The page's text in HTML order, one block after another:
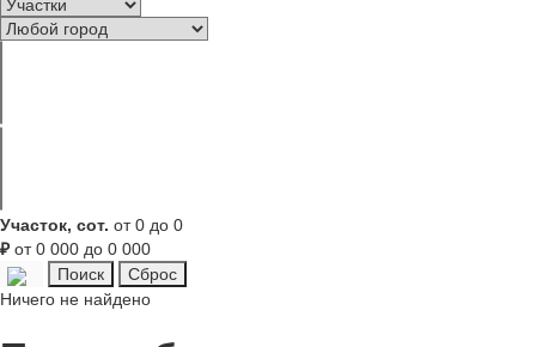
Участок, сот. от 0 до 0
₽от 0 000 до 0 000
Ничего не найдено